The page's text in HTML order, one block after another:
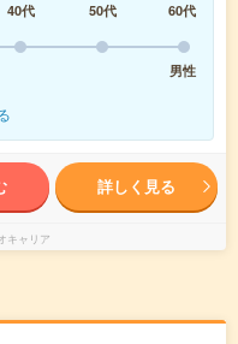
40代 50代
60代
男性
詳しく見る
キャリア